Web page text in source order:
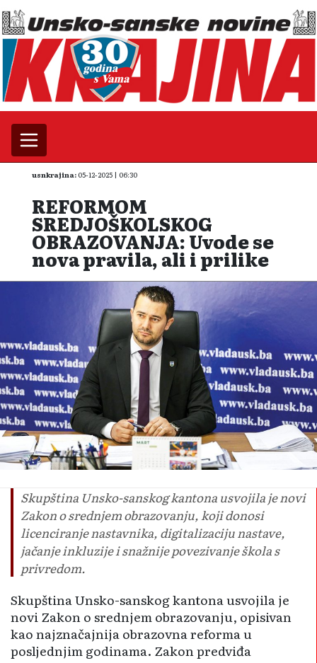
usnkrajina: 05-12-2025 | 06:30
REFORMOM
SREDJOŠKOLSKOG
OBRAZOVANJA: Uvode se
nova pravila, ali i prilike
Skupština Unsko-sanskog kantona usvojila je novi
Zakon o srednjem obrazovanju, koji donosi
licenciranje nastavnika, digitalizaciju nastave,
jačanje inkluzije i snažnije povezivanje škola s
privredom.
Skupština Unsko-sanskog kantona usvojila je
novi Zakon o srednjem obrazovanju, opisivan
kao najznačajnija obrazovna reforma u
posljednjim godinama. Zakon predviđa